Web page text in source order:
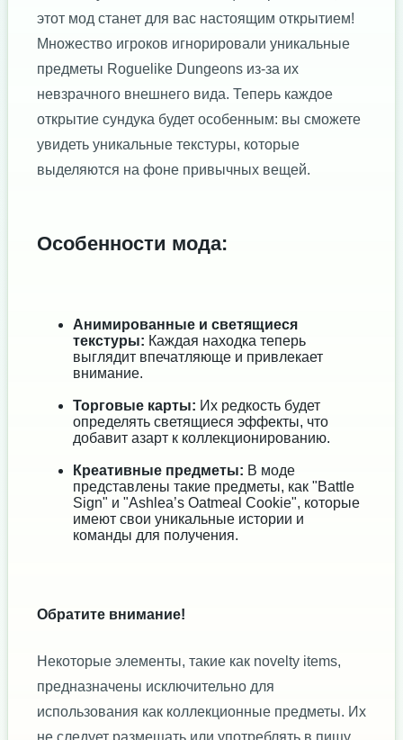
этот мод станет для вас настоящим открытием!
Множество игроков игнорировали уникальные
предметы Roguelike Dungeons из-за их
невзрачного внешнего вида. Теперь каждое
открытие сундука будет особенным: вы сможете
увидеть уникальные текстуры, которые
выделяются на фоне привычных вещей.
Особенности мода:
Анимированные и светящиеся
текстуры: Каждая находка теперь
выглядит впечатляюще и привлекает
внимание.
Торговые карты: Их редкость будет
определять светящиеся эффекты, что
добавит азарт к коллекционированию.
Креативные предметы: В моде
представлены такие предметы, как "Battle
Sign" и "Ashlea’s Oatmeal Cookie", которые
имеют свои уникальные истории и
команды для получения.
Обратите внимание!
Некоторые элементы, такие как novelty items,
предназначены исключительно для
использования как коллекционные предметы. Их